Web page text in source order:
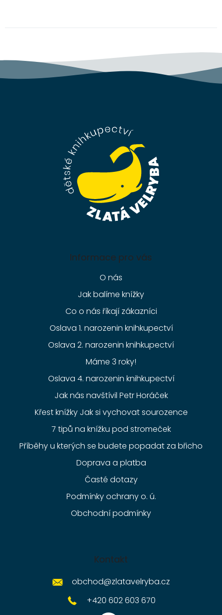
Informace pro vás
O nás
Jak balíme knížky
Co o nás říkají zákazníci
Oslava 1. narozenin knihkupectví
Oslava 2. narozenin knihkupectví
Máme 3 roky!
Oslava 4. narozenin knihkupectví
Jak nás navštívil Petr Horáček
Křest knížky Jak si vychovat sourozence
7 tipů na knížku pod stromeček
Příběhy u kterých se budete popadat za břicho
Doprava a platba
Časté dotazy
Podmínky ochrany o. ú.
Obchodní podmínky
Kontakt
obchod@zlatavelryba.cz
+420 602 603 670